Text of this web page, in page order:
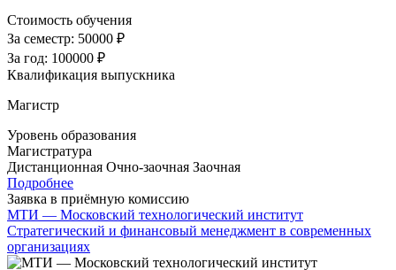
Стоимость обучения
За семестр: 50000 ₽
За год: 100000 ₽
Квалификация выпускника
Магистр
Уровень образования
Магистратура
Дистанционная Очно-заочная Заочная
Подробнее
Заявка в приёмную комиссию
МТИ — Московский технологический институт
Стратегический и финансовый менеджмент в современных
организациях